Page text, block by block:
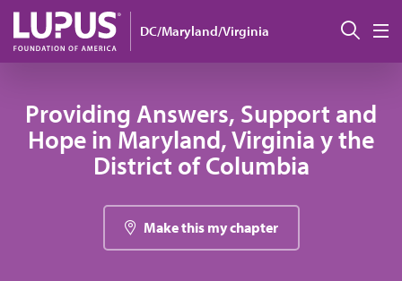
Pasar al contenido principal
DC/Maryland/Virginia
Providing Answers, Support and
Hope in Maryland, Virginia y the
District of Columbia
Make this my chapter